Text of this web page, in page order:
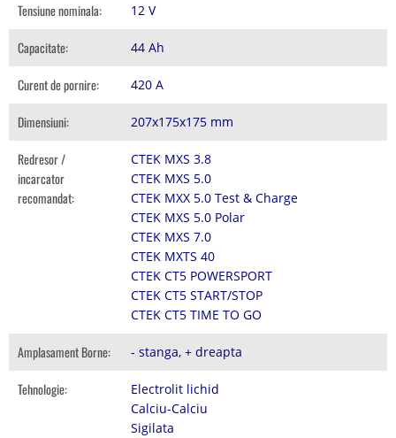
Tensiune nominala: 12 V
Capacitate: 44 Ah
Curent de pornire: 420 A
Dimensiuni: 207x175x175 mm
Redresor /
incarcator
recomandat:
CTEK MXS 3.8
CTEK MXS 5.0
CTEK MXX 5.0 Test & Charge
CTEK MXS 5.0 Polar
CTEK MXS 7.0
CTEK MXTS 40
CTEK CT5 POWERSPORT
CTEK CT5 START/STOP
CTEK CT5 TIME TO GO
Amplasament Borne: - stanga, + dreapta
Tehnologie:
Electrolit lichid
Calciu-Calciu
Sigilata